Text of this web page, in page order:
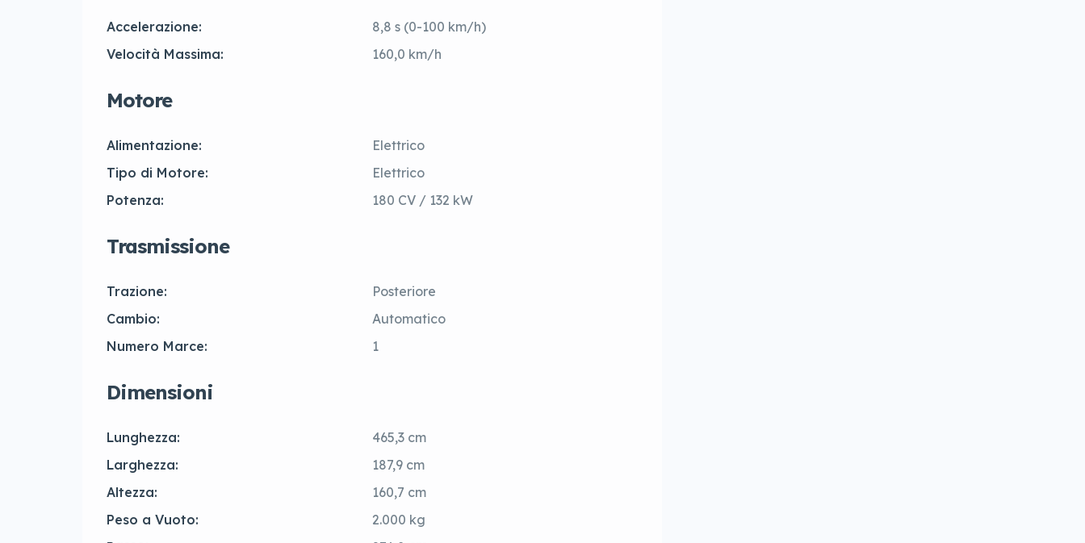
Accelerazione:
8,8 s (0-100 km/h)
Velocità Massima:
160,0 km/h
Motore
Alimentazione:
Elettrico
Tipo di Motore:
Elettrico
Potenza:
180 CV / 132 kW
Trasmissione
Trazione:
Posteriore
Cambio:
Automatico
Numero Marce:
1
Dimensioni
Lunghezza:
465,3 cm
Larghezza:
187,9 cm
Altezza:
160,7 cm
Peso a Vuoto:
2.000 kg